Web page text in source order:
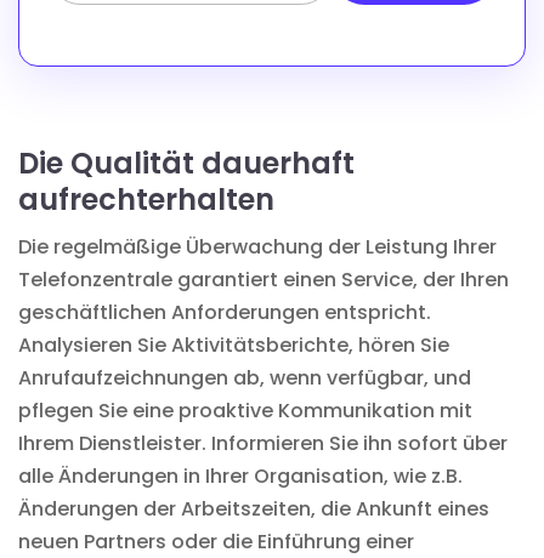
Die Qualität dauerhaft
aufrechterhalten
Die regelmäßige Überwachung der Leistung Ihrer
Telefonzentrale garantiert einen Service, der Ihren
geschäftlichen Anforderungen entspricht.
Analysieren Sie Aktivitätsberichte, hören Sie
Anrufaufzeichnungen ab, wenn verfügbar, und
pflegen Sie eine proaktive Kommunikation mit
Ihrem Dienstleister. Informieren Sie ihn sofort über
alle Änderungen in Ihrer Organisation, wie z.B.
Änderungen der Arbeitszeiten, die Ankunft eines
neuen Partners oder die Einführung einer